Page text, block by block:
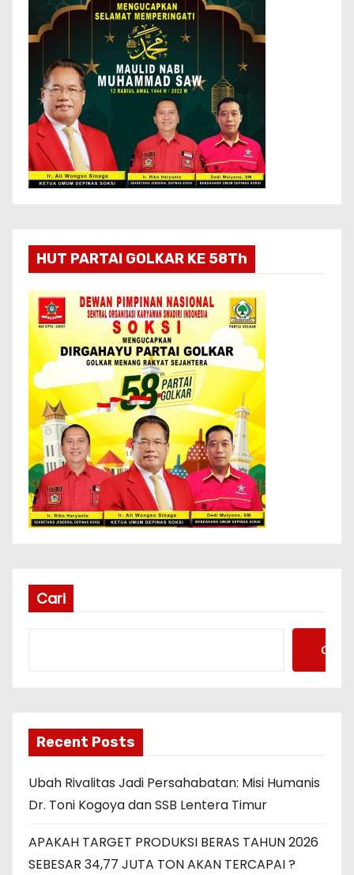
HUT PARTAI GOLKAR KE 58Th
Cari
Cari
Recent Posts
Ubah Rivalitas Jadi Persahabatan: Misi Humanis
Dr. Toni Kogoya dan SSB Lentera Timur
APAKAH TARGET PRODUKSI BERAS TAHUN 2026
SEBESAR 34,77 JUTA TON AKAN TERCAPAI ?